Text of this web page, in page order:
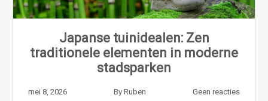
Japanse tuinidealen: Zen
traditionele elementen in moderne
stadsparken
mei 8, 2026 By Ruben Geen reacties